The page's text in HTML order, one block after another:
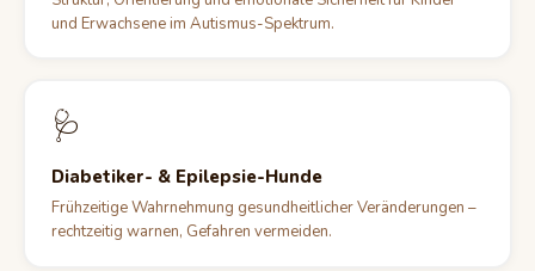
und Erwachsene im Autismus-Spektrum.
🩺
Diabetiker- & Epilepsie-Hunde
Frühzeitige Wahrnehmung gesundheitlicher Veränderungen –
rechtzeitig warnen, Gefahren vermeiden.